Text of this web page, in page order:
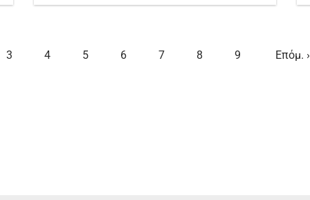
Page
3 Page
4 Page
5 Page
6 Page
7 Page
8 Page
9
Next
Επόμ. ›